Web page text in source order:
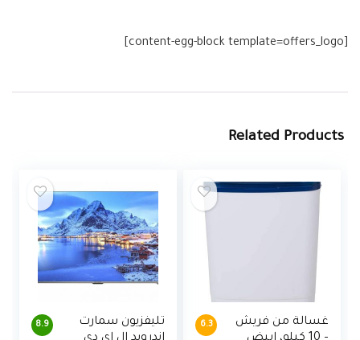
[content-egg-block template=offers_logo]
Related Products
6.3
غسالة من فريش
8.9
تليفزيون سمارت